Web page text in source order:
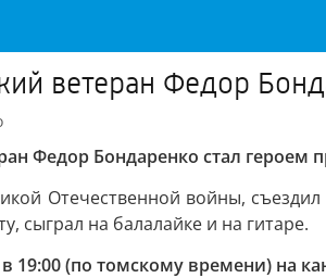
ветеран Федор
Федор Бондаренко стал
Отечественной войны,
сыграл на балалайке и на гитаре.
19:00 (по томскому времени) на